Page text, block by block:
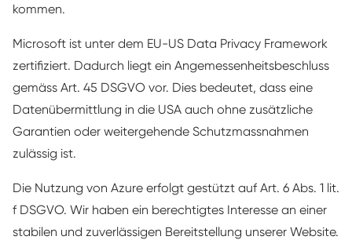
kommen.
Microsoft ist unter dem EU-US Data Privacy Framework
zertifiziert. Dadurch liegt ein Angemessenheitsbeschluss
gemäss Art. 45 DSGVO vor. Dies bedeutet, dass eine
Datenübermittlung in die USA auch ohne zusätzliche
Garantien oder weitergehende Schutzmassnahmen
zulässig ist.
Die Nutzung von Azure erfolgt gestützt auf Art. 6 Abs. 1 lit.
f DSGVO. Wir haben ein berechtigtes Interesse an einer
stabilen und zuverlässigen Bereitstellung unserer Website.